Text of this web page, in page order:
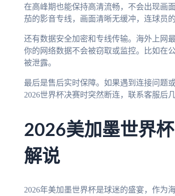
在高峰期也能保持高清流畅，不会出现画
茄的影音专线，画面清晰无缓冲，连球员
还有数据安全加密和专线传输。海外上网
你的网络数据不会被窃取或监控。比如在
被泄露。
最后是售后实时保障。如果遇到连接问题
2026世界杯决赛时突然断连，联系客服后
2026美加墨世界
解说
2026年美加墨世界杯是球迷的盛宴，作为